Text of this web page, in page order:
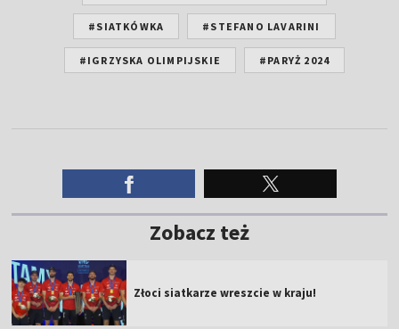
#SIATKÓWKA #STEFANO LAVARINI
#IGRZYSKA OLIMPIJSKIE #PARYŻ 2024
Zobacz też
Złoci siatkarze wreszcie w kraju!